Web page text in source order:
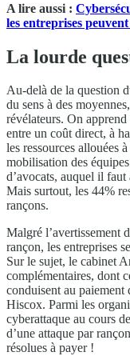
A lire aussi :
les entreprises
La lourde
Au-delà de la question
du sens à des
révélateurs. On
entre un coût direct, à
les ressources allouées
mobilisation des
d’avocats, auquel il
Mais surtout, les 44%
rançons.
Malgré l’avertissement
rançon, les entreprises
Sur le sujet, le cabinet
complémentaires, dont
conduisent au paiement
Hiscox. Parmi les
cyberattaque au cours
d’une attaque par
résolues à payer !